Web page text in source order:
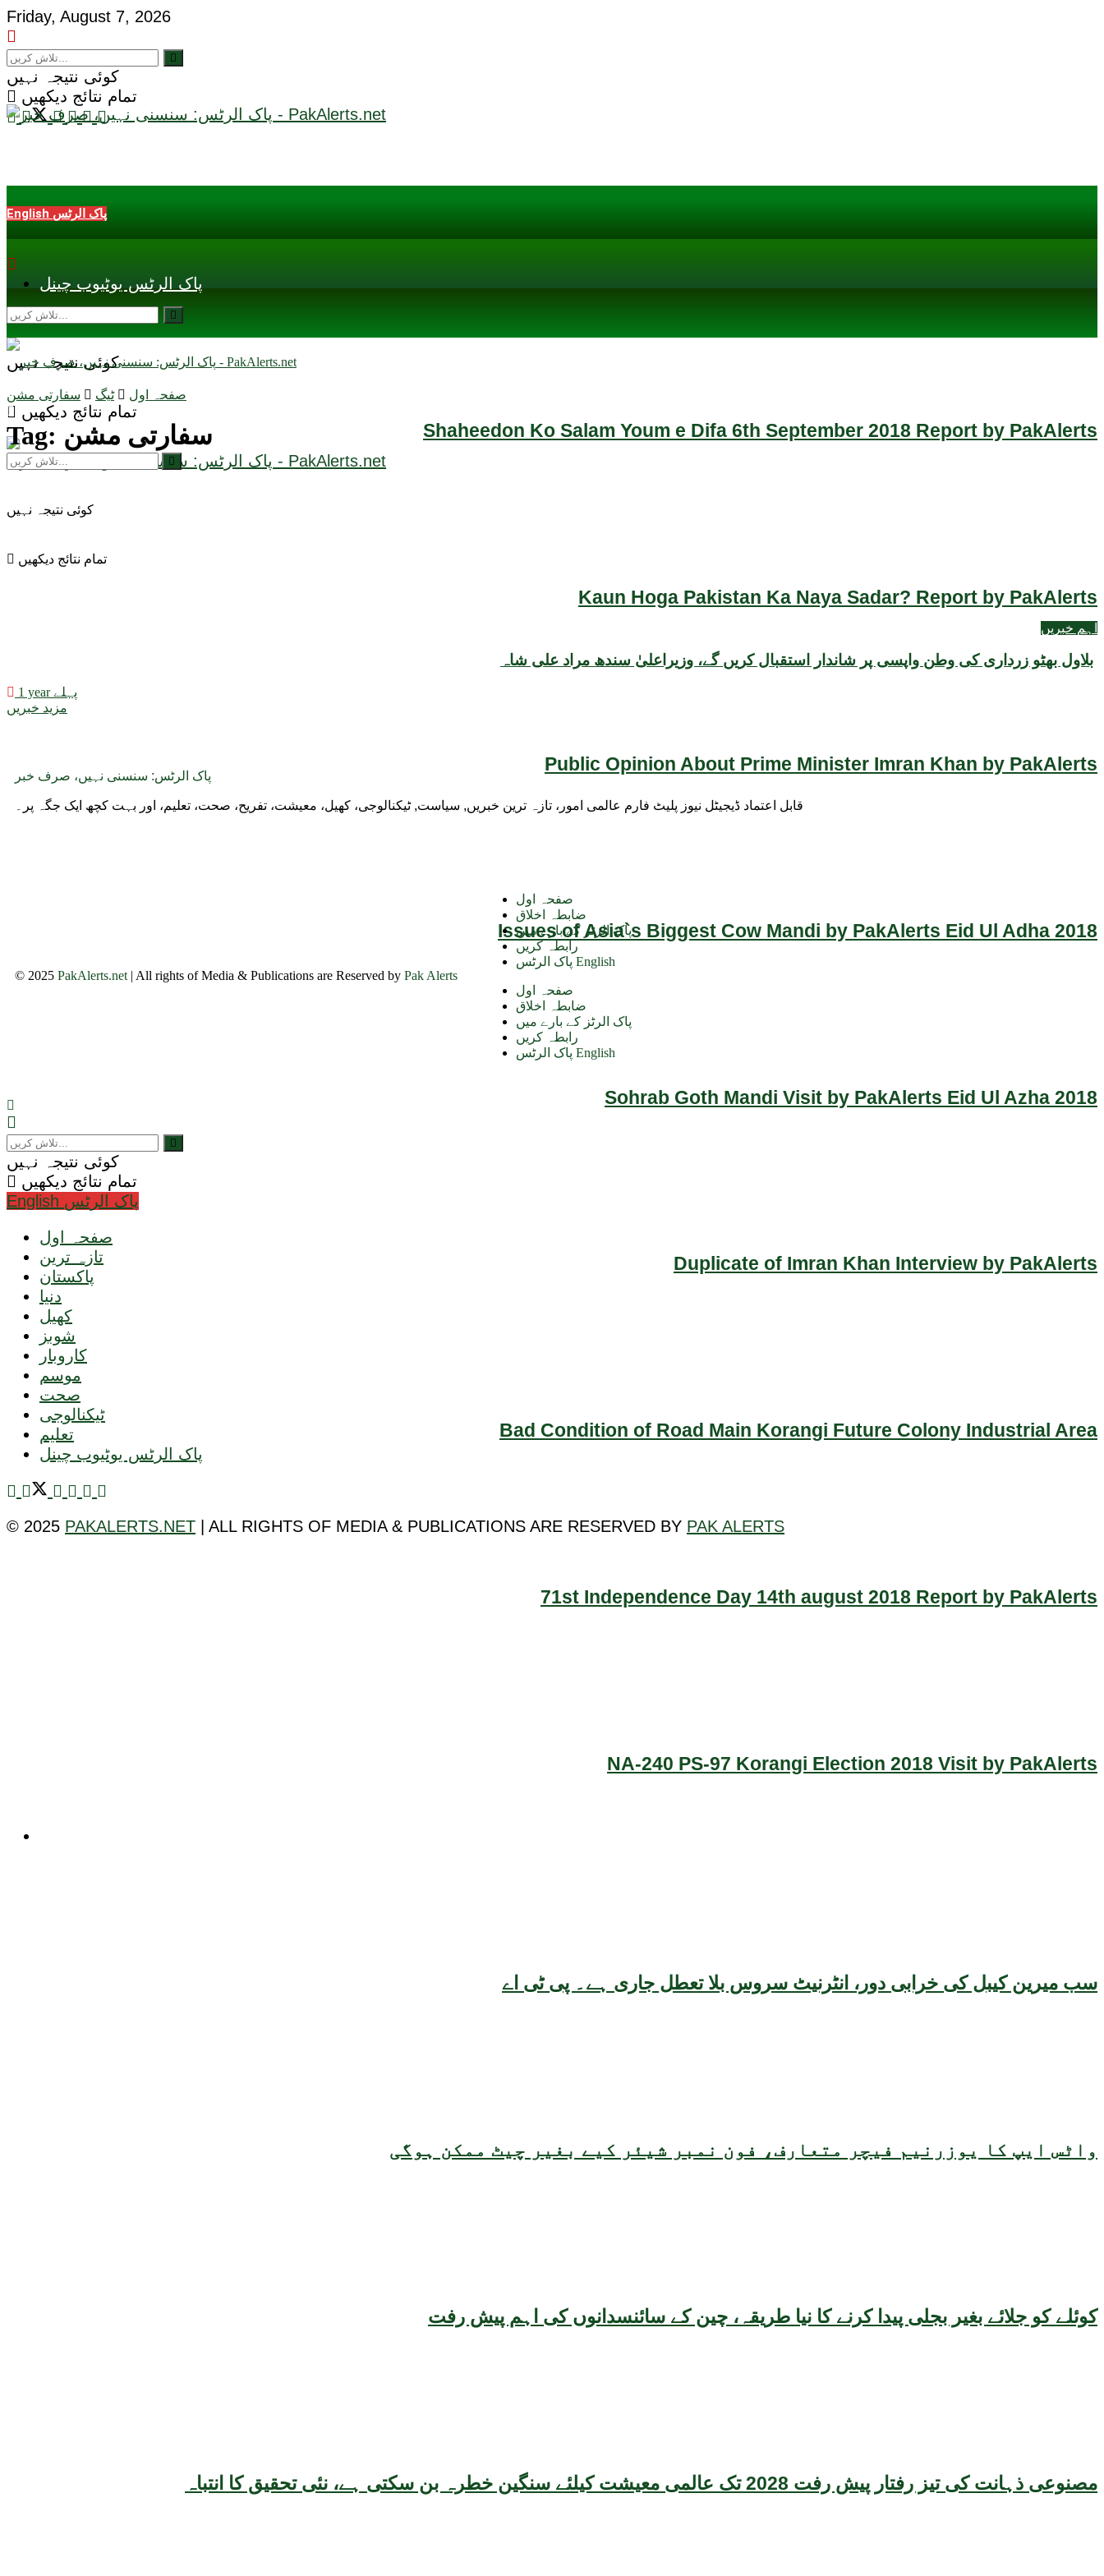
Friday, August 7, 2026
کوئی نتیجہ نہیں
تمام نتائج دیکھیں
English پاک الرٹس
پاک الرٹس یوٹیوب چینل
Shaheedon Ko Salam Youm e Difa 6th September 2018 Report by PakAlerts
Kaun Hoga Pakistan Ka Naya Sadar? Report by PakAlerts
Public Opinion About Prime Minister Imran Khan by PakAlerts
Issues of Asia`s Biggest Cow Mandi by PakAlerts Eid Ul Adha 2018
Sohrab Goth Mandi Visit by PakAlerts Eid Ul Azha 2018
Duplicate of Imran Khan Interview by PakAlerts
Bad Condition of Road Main Korangi Future Colony Industrial Area
71st Independence Day 14th august 2018 Report by PakAlerts
NA-240 PS-97 Korangi Election 2018 Visit by PakAlerts
سب میرین کیبل کی خرابی دور، انٹرنیٹ سروس بلا تعطل جاری ہے۔ پی ٹی اے
واٹس ایپ کا یوزرنیم فیچر متعارف، فون نمبر شیئر کیے بغیر چیٹ ممکن ہوگی
کوئلے کو جلائے بغیر بجلی پیدا کرنے کا نیا طریقہ، چین کے سائنسدانوں کی اہم پیش رفت
مصنوعی ذہانت کی تیز رفتار پیش رفت 2028 تک عالمی معیشت کیلئے سنگین خطرہ بن سکتی ہے، نئی تحقیق کا انتباہ
کوئی نتیجہ نہیں
تمام نتائج دیکھیں
کوئی نتیجہ نہیں
تمام نتائج دیکھیں
صفحہ اول ٹیگ سفارتی مشن
Tag: سفارتی مشن
اہم خبریں
بلاول بھٹو زرداری کی وطن واپسی پر شاندار استقبال کریں گے، وزیراعلیٰ سندھ مراد علی شاہ
1 year پہلے
مزید خبریں
پاک الرٹس: سنسنی نہیں، صرف خبر
قابل اعتماد ڈیجیٹل نیوز پلیٹ فارم عالمی امور، تازہ ترین خبریں, سیاست, ٹیکنالوجی، کھیل، معیشت، تفریح، صحت، تعلیم، اور بہت کچھ ایک جگہ پر۔
© 2025 PakAlerts.net | All rights of Media & Publications are Reserved by Pak Alerts
صفحہ اول
ضابطہ اخلاق
پاک الرٹز کے بارے میں
رابطہ کریں
پاک الرٹس English
صفحہ اول
ضابطہ اخلاق
پاک الرٹز کے بارے میں
رابطہ کریں
پاک الرٹس English
کوئی نتیجہ نہیں
تمام نتائج دیکھیں
English پاک الرٹس
صفحہ اول
تازہ ترین
پاکستان
دنیا
کھیل
شوبز
کاروبار
موسم
صحت
ٹیکنالوجی
تعلیم
پاک الرٹس یوٹیوب چینل
© 2025 PAKALERTS.NET | ALL RIGHTS OF MEDIA & PUBLICATIONS ARE RESERVED BY PAK ALERTS